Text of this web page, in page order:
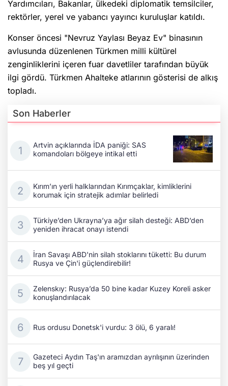
Yardımcıları, Bakanlar, ülkedeki diplomatik temsilciler,
rektörler, yerel ve yabancı yayıncı kuruluşlar katıldı.
Konser öncesi "Nevruz Yaylası Beyaz Ev" binasının
avlusunda düzenlenen Türkmen milli kültürel
zenginliklerini içeren fuar davetliler tarafından büyük
ilgi gördü. Türkmen Ahalteke atlarının gösterisi de alkış
topladı.
Son Haberler
Artvin açıklarında İDA paniği: SAS
komandoları bölgeye intikal etti
Kırım’ın yerli halklarından Kırımçaklar, kimliklerini
korumak için stratejik adımlar belirledi
Türkiye’den Ukrayna’ya ağır silah desteği: ABD’den
yeniden ihracat onayı istendi
İran Savaşı ABD'nin silah stoklarını tüketti: Bu durum
Rusya ve Çin'i güçlendirebilir!
Zelenskıy: Rusya’da 50 bine kadar Kuzey Koreli asker
konuşlandırılacak
Rus ordusu Donetsk'i vurdu: 3 ölü, 6 yaralı!
Gazeteci Aydın Taş'ın aramızdan ayrılışının üzerinden
beş yıl geçti